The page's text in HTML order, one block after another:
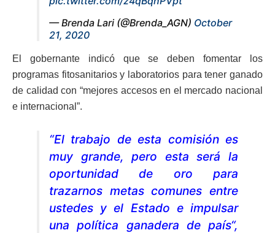
— Brenda Lari (@Brenda_AGN) October
21, 2020
El gobernante indicó que se deben fomentar los
programas fitosanitarios y laboratorios para tener ganado
de calidad con “mejores accesos en el mercado nacional
e internacional”.
“El trabajo de esta comisión es
muy grande, pero esta será la
oportunidad de oro para
trazarnos metas comunes entre
ustedes y el Estado e impulsar
una política ganadera de país“,